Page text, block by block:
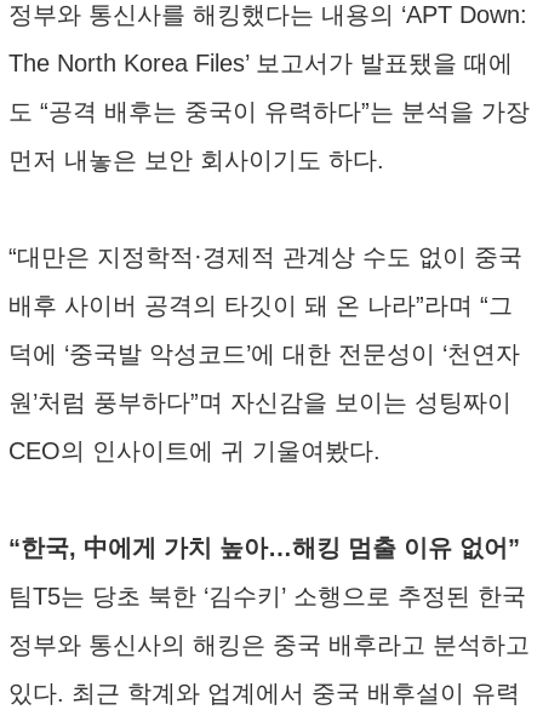
정부와 통신사를 해킹했다는 내용의 ‘APT Down:
The North Korea Files’ 보고서가 발표됐을 때에
도 “공격 배후는 중국이 유력하다”는 분석을 가장
먼저 내놓은 보안 회사이기도 하다.
“대만은 지정학적·경제적 관계상 수도 없이 중국
배후 사이버 공격의 타깃이 돼 온 나라”라며 “그
덕에 ‘중국발 악성코드’에 대한 전문성이 ‘천연자
원’처럼 풍부하다”며 자신감을 보이는 성팅짜이
CEO의 인사이트에 귀 기울여봤다.
“한국, 中에게 가치 높아…해킹 멈출 이유 없어”
팀T5는 당초 북한 ‘김수키’ 소행으로 추정된 한국
정부와 통신사의 해킹은 중국 배후라고 분석하고
있다. 최근 학계와 업계에서 중국 배후설이 유력